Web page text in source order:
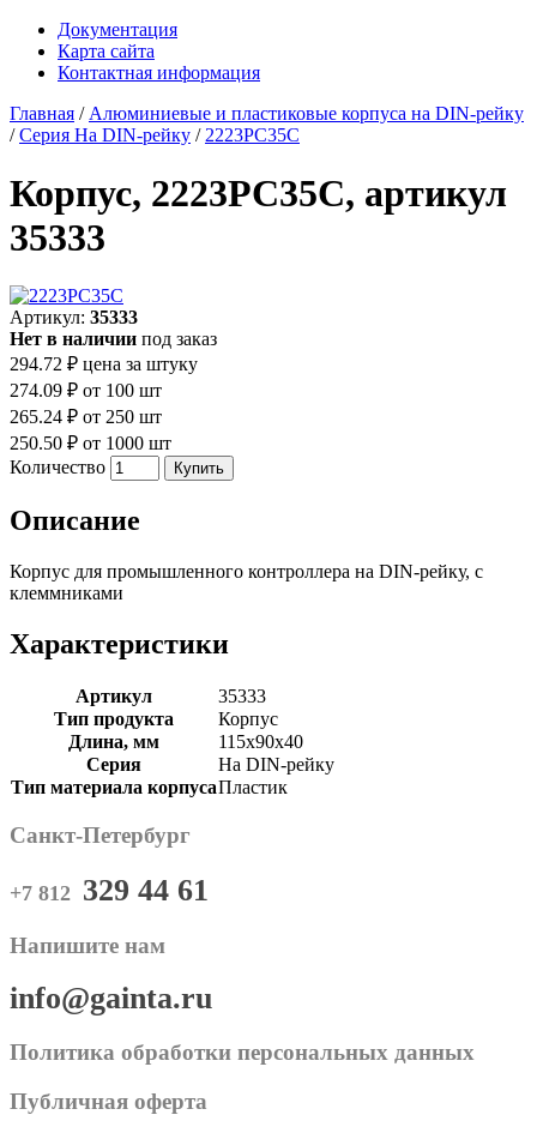
Документация
Карта сайта
Контактная информация
Главная / Алюминиевые и пластиковые корпуса на DIN-рейку
/Серия На DIN-рейку / 2223PC35C
Корпус, 2223PC35C, артикул
35333
Артикул: 35333
Нет в наличии под заказ
294.72 ₽ цена за штуку
274.09 ₽ от 100 шт
265.24 ₽ от 250 шт
250.50 ₽ от 1000 шт
Количество
Описание
Корпус для промышленного контроллера на DIN-рейку, с
клеммниками
Характеристики
Артикул
35333
Тип продукта
Корпус
Длина, мм
115x90x40
Серия
На DIN-рейку
Тип материала корпусаПластик
Санкт-Петербург
+7 812 329 44 61
Напишите нам
info@gainta.ru
Политика обработки персональных данных
Публичная оферта